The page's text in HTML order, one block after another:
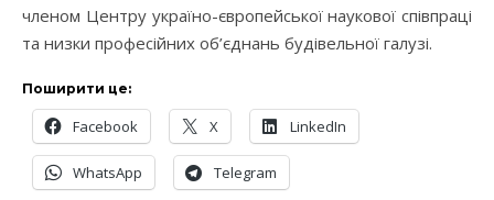
членом Центру україно-європейської наукової співпраці
та низки професійних об’єднань будівельної галузі.
Поширити це:
Facebook X LinkedIn
WhatsApp Telegram